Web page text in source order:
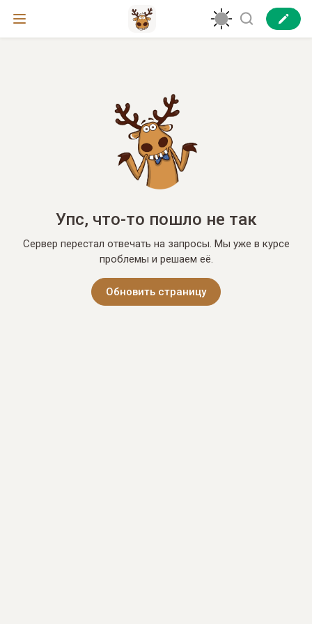
Упс, что-то пошло не так
Сервер перестал отвечать на запросы. Мы уже в курсе
проблемы и решаем её.
Обновить страницу